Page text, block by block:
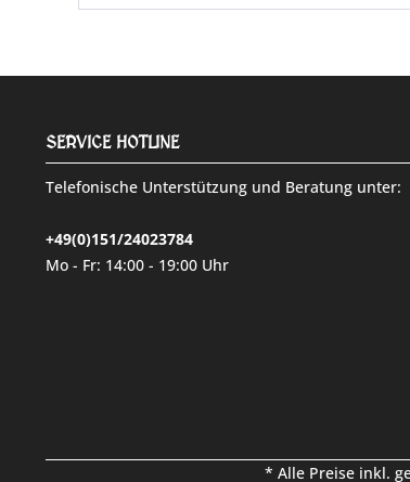
SERVICE HOTLINE
Telefonische Unterstützung und Beratung unter:
+49(0)151/24023784
Mo - Fr: 14:00 - 19:00 Uhr
* Alle Preise inkl.